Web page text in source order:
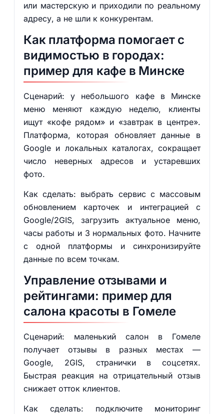
или мастерскую и приходили по реальному
адресу, а не шли к конкурентам.
Как платформа помогает с
видимостью в городах:
пример для кафе в Минске
Сценарий: у небольшого кафе в Минске
меню меняют каждую неделю, клиенты
ищут «кофе рядом» и «завтрак в центре».
Платформа, которая обновляет данные в
Google и локальных каталогах, сокращает
число неверных адресов и устаревших
фото.
Как сделать: выбрать сервис с массовым
обновлением карточек и интеграцией с
Google/2GIS, загрузить актуальное меню,
часы работы и 3 нормальных фото. Начните
с одной платформы и синхронизируйте
данные по всем точкам.
Управление отзывами и
рейтингами: пример для
салона красоты в Гомеле
Сценарий: маленький салон в Гомеле
получает отзывы в разных местах —
Google, 2GIS, странички в соцсетях.
Быстрая реакция на отрицательный отзыв
снижает отток клиентов.
Как сделать: подключите мониторинг